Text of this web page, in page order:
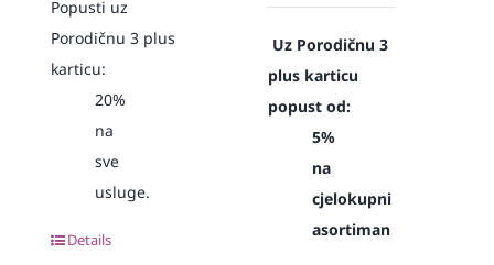
Popusti uz
Porodičnu 3 plus
karticu:
20%
na
sve
usluge.
Details
Uz Porodičnu 3
plus karticu
popust od:
5%
na
cjelokupni
asortiman